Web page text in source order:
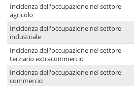
Incidenza dell'occupazione nel settore
agricolo
Incidenza dell'occupazione nel settore
industriale
Incidenza dell'occupazione nel settore
terziario extracommercio
Incidenza dell'occupazione nel settore
commercio